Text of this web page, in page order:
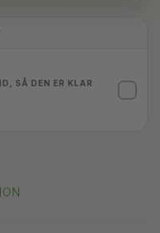
SÅ DEN ER KLAR